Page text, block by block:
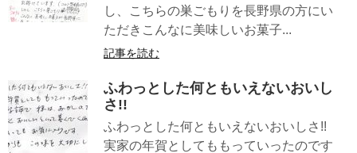
し、こちらの巣ごもりを長野県の方にい
ただきこんなに美味しいお菓子...
記事を読む
ふわっとした何ともいえないおいし
さ!!
ふわっとした何ともいえないおいしさ!!
実家の年賀としてももっていったのです